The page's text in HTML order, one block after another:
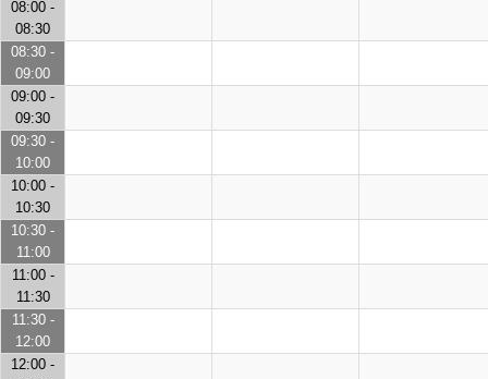
08:00 -
08:30
08:30 -
09:00
09:00 -
09:30
09:30 -
10:00
10:00 -
10:30
10:30 -
11:00
11:00 -
11:30
11:30 -
12:00
12:00 -